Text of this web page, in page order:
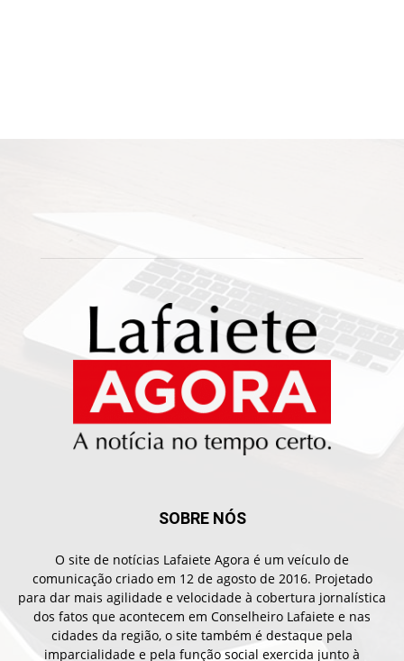
SOBRE NÓS
O site de notícias Lafaiete Agora é um veículo de
comunicação criado em 12 de agosto de 2016. Projetado
para dar mais agilidade e velocidade à cobertura jornalística
dos fatos que acontecem em Conselheiro Lafaiete e nas
cidades da região, o site também é destaque pela
imparcialidade e pela função social exercida junto à